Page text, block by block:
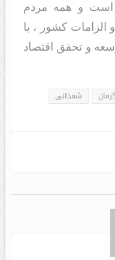
است و همه مردم
الزامات کشور ، با
و تحقق اقتصاد
شمخانی